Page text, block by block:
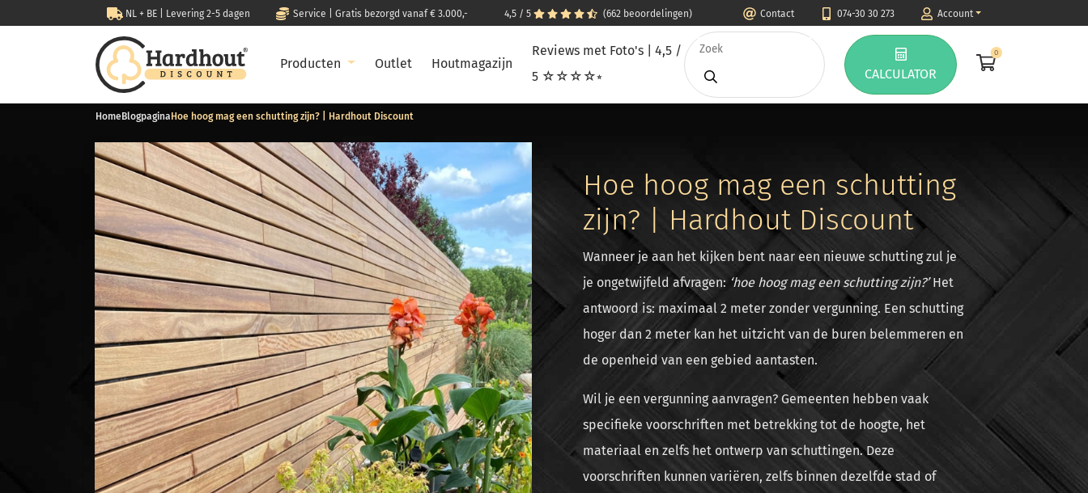
NL + BE | Levering 2-5 dagen Service | Gratis bezorgd vanaf € 3.000,- 4,5 / 5 (662 beoordelingen) Contact 074-30 30 273 Account
Producten Outlet Houtmagazijn
Reviews met Foto's | 4,5 /
5 ☆☆☆☆⭒
CALCULATOR
0
Home Blogpagina Hoe hoog mag een schutting zijn? | Hardhout Discount
Hoe hoog mag een schutting
zijn? | Hardhout Discount
Wanneer je aan het kijken bent naar een nieuwe schutting zul je
je ongetwijfeld afvragen: ‘hoe hoog mag een schutting zijn?’Het
antwoord is: maximaal 2 meter zonder vergunning. Een schutting
hoger dan 2 meter kan het uitzicht van de buren belemmeren en
de openheid van een gebied aantasten.
Wil je een vergunning aanvragen? Gemeenten hebben vaak
specifieke voorschriften met betrekking tot de hoogte, het
materiaal en zelfs het ontwerp van schuttingen. Deze
voorschriften kunnen variëren, zelfs binnen dezelfde stad of